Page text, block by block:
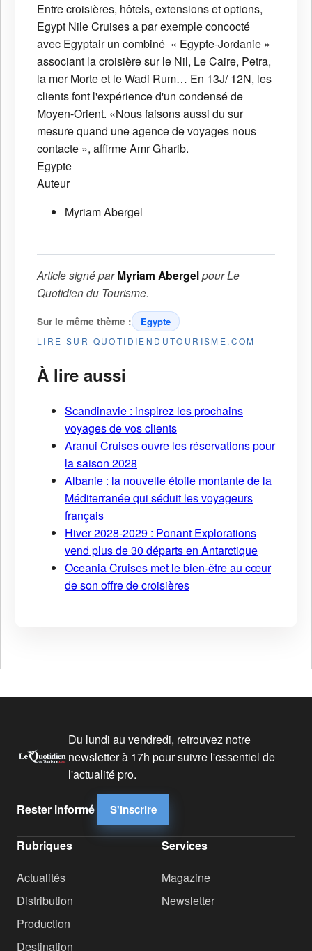
Entre croisières, hôtels, extensions et options,
Egypt Nile Cruises a par exemple concocté
avec Egyptair un combiné « Egypte-Jordanie »
associant la croisière sur le Nil, Le Caire, Petra,
la mer Morte et le Wadi Rum… En 13J/ 12N, les
clients font l'expérience d'un condensé de
Moyen-Orient. «Nous faisons aussi du sur
mesure quand une agence de voyages nous
contacte », affirme Amr Gharib.
Egypte
Auteur
Myriam Abergel
Article signé parMyriam AbergelpourLe
Quotidien du Tourisme.
Sur le même thème : Egypte
LIRE SUR QUOTIDIENDUTOURISME.COM
À lire aussi
Scandinavie : inspirez les prochains
voyages de vos clients
Aranui Cruises ouvre les réservations pour
la saison 2028
Albanie : la nouvelle étoile montante de la
Méditerranée qui séduit les voyageurs
français
Hiver 2028-2029 : Ponant Explorations
vend plus de 30 départs en Antarctique
Oceania Cruises met le bien-être au cœur
de son offre de croisières
Du lundi au vendredi, retrouvez notre
newsletter à 17h pour suivre l'essentiel de
l'actualité pro.
Rester informé S'inscrire
Rubriques
Actualités
Distribution
Production
Destination
Services
Magazine
Newsletter